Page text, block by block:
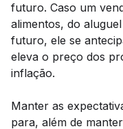
futuro. Caso um
alimentos, do
futuro, ele se
eleva o preço dos
inflação.
Manter as
para, além de